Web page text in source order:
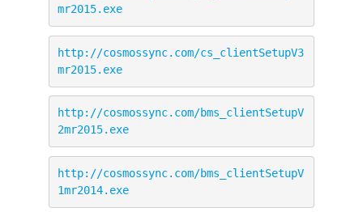
mr2015.exe
http://cosmossync.com/cs_clientSetupV3
mr2015.exe
http://cosmossync.com/bms_clientSetupV
2mr2015.exe
http://cosmossync.com/bms_clientSetupV
1mr2014.exe